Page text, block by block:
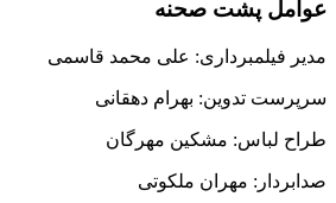
عوامل پشت صحنه
مدیر فیلمبرداری: علی محمد قاسمی
سرپرست تدوین: بهرام دهقانی
طراح لباس: مشکین مهرگان
صدابردار: مهران ملکوتی